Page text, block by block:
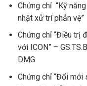
Chứng chỉ “Kỹ
nhật xử trí phản vệ”
Chứng chỉ “Điều trị
với ICON” –
DMG
Chứng chỉ “Đổi mới